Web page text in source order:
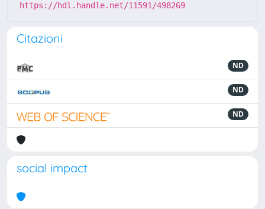
https://hdl.handle.net/11591/498269
Citazioni
ND
ND
ND
social impact